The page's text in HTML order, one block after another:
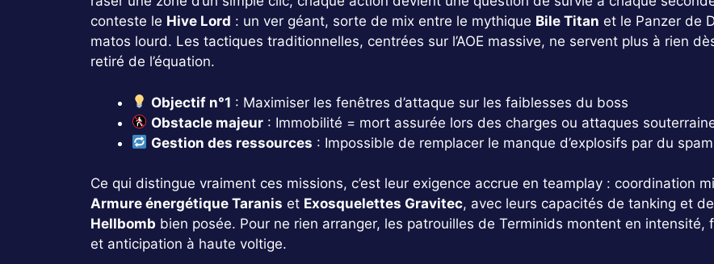
conteste le Hive Lord : un ver géant, sorte de mix entre le mythique Bile Titan et le Panzer de
matos lourd. Les tactiques traditionnelles, centrées sur l’AOE massive, ne servent plus à rien
retiré de l’équation.
Objectif n°1 : Maximiser les fenêtres d’attaque sur les faiblesses du boss
Obstacle majeur : Immobilité = mort assurée lors des charges ou attaques
Gestion des ressources : Impossible de remplacer le manque d’explosifs par du
Ce qui distingue vraiment ces missions, c’est leur exigence accrue en teamplay : coordination
Armure énergétique Taranis et Exosquelettes Gravitec, avec leurs capacités de tanking et
Hellbomb bien posée. Pour ne rien arranger, les patrouilles de Terminids montent en intensité,
et anticipation à haute voltige.